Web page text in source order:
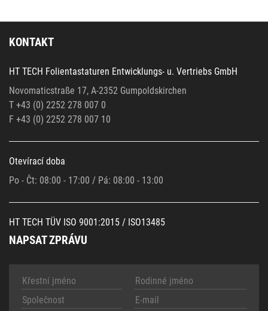
KONTAKT
HT TECH Folientastaturen Entwicklungs- u. Vertriebs GmbH
Novomaticstraße 17, A-2352 Gumpoldskirchen
T +43 (0) 2252 278 007 0
F +43 (0) 2252 278 007 10
Otevírací doba
Po - Čt: 08:00 - 17:00 / Pá: 08:00 - 13:00
HT TECH TÜV ISO 9001:2015 / ISO13485
NAPSAT ZPRÁVU